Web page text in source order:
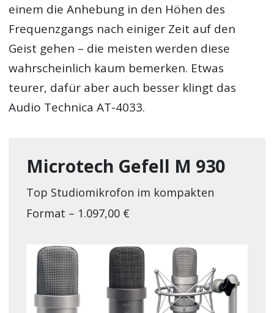
einem die Anhebung in den Höhen des
Frequenzgangs nach einiger Zeit auf den
Geist gehen – die meisten werden diese
wahrscheinlich kaum bemerken. Etwas
teurer, dafür aber auch besser klingt das
Audio Technica AT-4033.
Microtech Gefell M 930
Top Studiomikrofon im kompakten
Format – 1.097,00 €